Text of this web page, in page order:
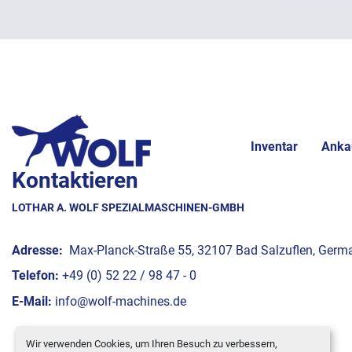
Wir verwenden Cookies, um Ihren Besuch zu verbessern,
Inventar
Kontaktieren
LOTHAR A. WOLF SPEZIALMASCHINEN-GMBH
Adresse: Max-Planck-Straße 55, 32107 Bad Salzuflen,
Telefon: +49 (0) 52 22 / 98 47 - 0
E-Mail: info@wolf-machines.de